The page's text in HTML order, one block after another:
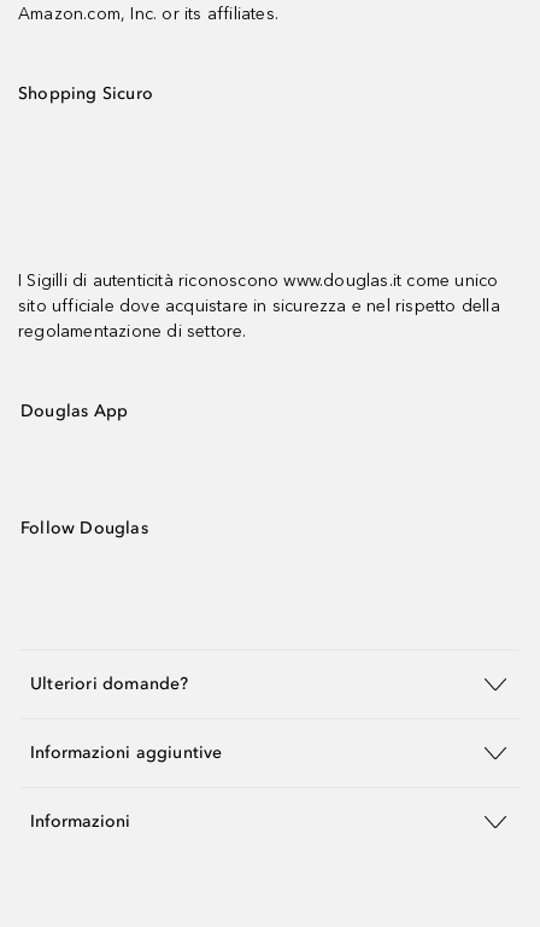
Amazon.com, Inc. or its affiliates.
Shopping Sicuro
I Sigilli di autenticità riconoscono www.douglas.it come unico
sito ufficiale dove acquistare in sicurezza e nel rispetto della
regolamentazione di settore.
Douglas App
Follow Douglas
Ulteriori domande?
Informazioni aggiuntive
Informazioni